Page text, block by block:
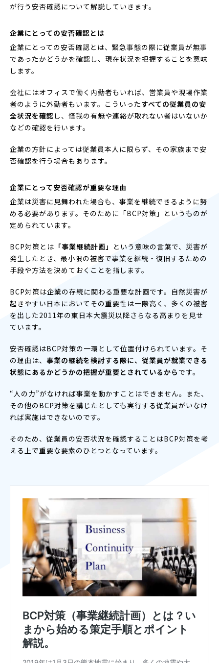
が行う安否確認について解説していきます。
企業にとっての安否確認とは
企業にとっての安否確認とは、緊急事態の際に従業員が無事
であったかどうかを確認し、現在状況を把握することを意味
します。
会社にはオフィスで働く内勤者もいれば、営業員や現場作業
者のように外勤者もいます。こういったすべての従業員の安
全状況を確認 し、怪我の有無や連絡が取れない者はいないか
などの確認を行います。
企業の方針によっては従業員本人に限らず、その家族まで安
否確認を行う場合もあります。
企業にとって安否確認が重要な理由
企業は災害に見舞われた場合も、事業を継続できるように努
める必要があります。そのために「BCP対策」というものが
定められています。
BCP対策とは 「事業継続計画」 という意味の言葉で、災害が
発生したとき、最小限の被害で事業を継続・復旧するための
手段や方法を決めておくことを指します。
BCP対策は企業の存続に関わる重要な計画です。自然災害が
起きやすい日本においてその重要性は一際高く、多くの被害
を出した2011年の東日本大震災以降さらなる高まりを見せ
ています。
安否確認はBCP対策の一環として位置付けられています。そ
の理由は、 事業の継続を検討する際に、従業員が就業できる
状態にあるかどうかの把握が重要とされているから です。
“人の力”がなければ事業を動かすことはできません。また、
その他のBCP対策を講じたとしても実行する従業員がいなけ
れば実施はできないのです。
そのため、従業員の安否状況を確認することはBCP対策を考
える上で重要な要素のひとつとなっています。